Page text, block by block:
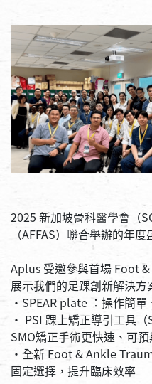
2025 新加坡骨科醫學會（
（AFFAS）聯合舉辦的年度
Aplus 受邀參與首場 Foot
展示我們的足踝創新解決方
·SPEAR plate ：操作簡
· PSI 踝上矯正導引工具
SMO矯正手術更快速、可預
·全新 Foot & Ankle
固定選擇，提升臨床效率